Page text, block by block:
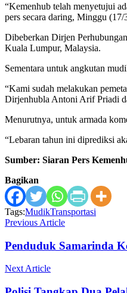
“Kemenhub telah menyetujui
pers secara daring, Minggu (17/
Dibeberkan Dirjen
Kuala Lumpur, Malaysia.
Sementara untuk angkutan
“Kami sudah melakukan
Dirjenhubla Antoni Arif Priadi
Menurutnya, untuk armada
“Lebaran tahun ini diprediksi
Sumber: Siaran Pers
Bagikan
Tags:MudikTransportasi
Previous Article
Penduduk Samarinda
Next Article